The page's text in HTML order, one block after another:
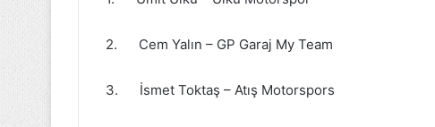
2. Cem Yalın – GP Garaj My Team
3. İsmet Toktaş – Atış Motorspors